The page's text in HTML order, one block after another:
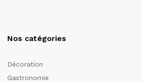
Nos catégories
Décoration
Gastronomie